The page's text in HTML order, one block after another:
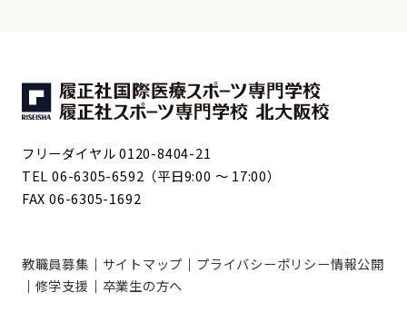
フリーダイヤル 0120-8404-21
TEL 06-6305-6592（平日9:00 ～ 17:00）
FAX 06-6305-1692
教職員募集 サイトマップ プライバシーポリシー情報公開
修学支援
卒業生の方へ